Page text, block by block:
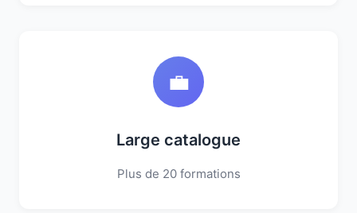
💼
Large catalogue
Plus de 20 formations